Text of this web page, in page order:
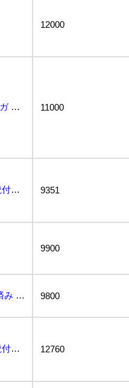
12000
MASAIYA 国内正規品 ジノーグ GYNOUG MEGA DRIVE メガドライブ セガ NCS... 11000
動作保証品 MD メガドライブ ジノーグ GYNOUG メサイヤ MASAYA 箱説付【10... 9351
9900
並上品 ジノーグ 正規品 箱説あり レトロフリークにて初期動作確認済み メガドライブ... 9800
動作保証品 MD メガドライブ ジノーグ GYNOUG メサイヤ MASAYA 箱説付【10... 12760